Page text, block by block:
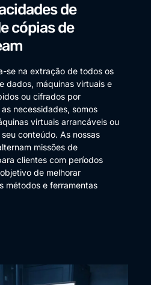
de
cópias de
se na extração de todos os
dados, máquinas virtuais e
ou cifrados por
necessidades, somos
virtuais arrancáveis ou
conteúdo. As nossas
missões de
clientes com períodos
de melhorar
métodos e ferramentas